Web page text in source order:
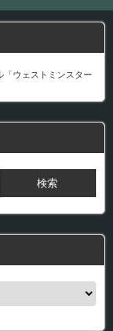
「ウェストミンスター